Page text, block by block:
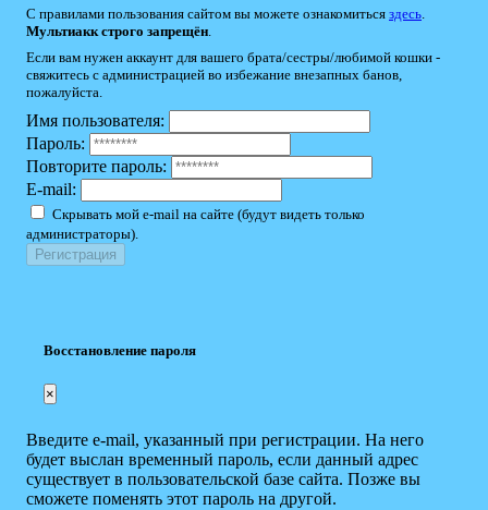
С правилами пользования сайтом вы можете ознакомиться здесь
Мультиакк строго запрещён
Если вам нужен аккаунт для вашего брата/сестры/любимой кошки -
свяжитесь с администрацией во избежание внезапных банов,
пожалуйста.
Имя пользователя:
Пароль:
Повторите пароль:
E-mail:
Скрывать мой e-mail на сайте (будут видеть только
администраторы).
Восстановление пароля
×
Введите e-mail, указанный при регистрации. На него
будет выслан временный пароль, если данный адрес
существует в пользовательской базе сайта. Позже вы
сможете поменять этот пароль на другой.